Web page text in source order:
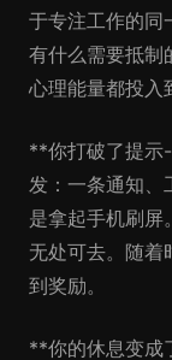
于专注工作的同
有什么需要抵制
心理能量都投入
**你打破了提示
发：一条通知、
是拿起手机刷屏
无处可去。随着
到奖励。
**你的休息变成